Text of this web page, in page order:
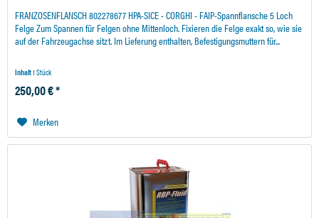
FRANZOSENFLANSCH 802278677 HPA-SICE - CORGHI - FAIP-Spannflansche 5 Loch
Felge Zum Spannen für Felgen ohne Mittenloch. Fixieren die Felge exakt so, wie sie
auf der Fahrzeugachse sitzt. Im Lieferung enthalten, Befestigungsmuttern für...
Inhalt1 Stück
250,00 € *
Merken